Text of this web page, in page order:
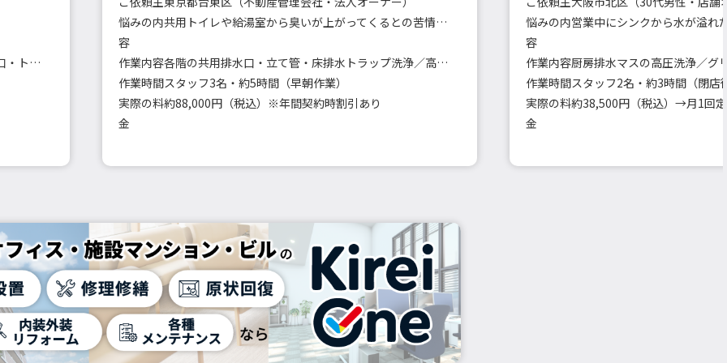
キッチン・浴室・洗面・洗濯機・トイレの排水口・トラップ洗浄
悩みの内
容
共用トイレや給湯室から臭いが上がってくるとの苦情が増加
作業内容
各階の共用排水口・立て管・床排水トラップ洗浄／高圧洗浄車使用
作業時間スタッフ3名・約5時間（早朝作業）
実際の料
金
約88,000円（税込）※年間契約時割引あり
悩みの内
容
営業中にシンクから水が溢れ
作業内容
作業時間スタッフ2名・約3時間（閉店
実際の料
金